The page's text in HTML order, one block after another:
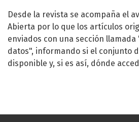
Desde la revista se acompaña el
Abierta por lo que los artículos
enviados con una sección
datos", informando si el conjunto
disponible y, si es así, dónde